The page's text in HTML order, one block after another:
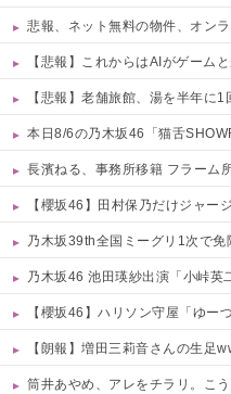
悲報、ネット無料の物件、オンラ
【悲報】これからはAIがゲームと
【悲報】老舗旅館、湯を半年に1回しか入れ替えず
本日8/6の乃木坂46「猫舌
長濱ねる、事務所移籍 フラーム
【櫻坂46】田村保乃だけジャー
乃木坂39th全国ミーグリ1次で免除メン＋
乃木坂46 池田瑛紗出演「小峠英二のなんて美だ
【櫻坂46】ハリソン守屋「ゆー
【朗報】増田三莉音さんの生足
筒井あやめ、アレをチラリ。こ